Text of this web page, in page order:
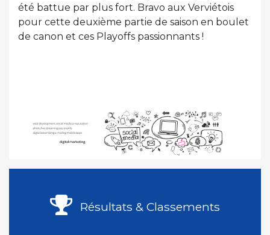
été battue par plus fort. Bravo aux Verviétois
pour cette deuxième partie de saison en boulet
de canon et ces Playoffs passionnants !
Résultats & Classements